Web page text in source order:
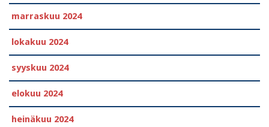
marraskuu 2024
lokakuu 2024
syyskuu 2024
elokuu 2024
heinäkuu 2024